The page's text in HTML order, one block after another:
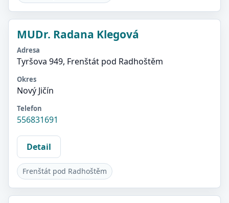
MUDr. Radana Klegová
Adresa
Tyršova 949, Frenštát pod Radhoštěm
Okres
Nový Jičín
Telefon
556831691
Detail
Frenštát pod Radhoštěm